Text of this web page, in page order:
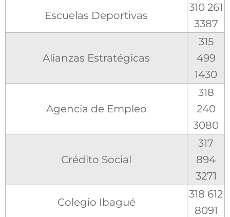
Escuelas Deportivas
310 261
3387
Alianzas Estratégicas
315
499
1430
Agencia de Empleo
318
240
3080
Crédito Social
317
894
3271
Colegio Ibagué
318 612
8091